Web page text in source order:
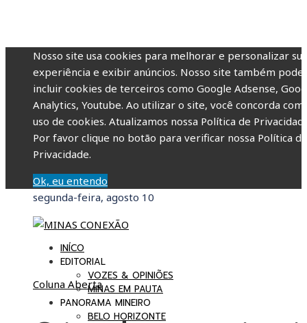
Nosso site usa cookies para melhorar e personalizar sua
experiência e exibir anúncios. Nosso site também pode
incluir cookies de terceiros como Google Adsense,
Analytics, Youtube. Ao utilizar o site, você concorda com
uso de cookies. Atualizamos nossa Política de
Por favor clique no botão para verificar nossa Política de
Privacidade.
Ok, eu entendo
segunda-feira, agosto 10
INÍCO
EDITORIAL
VOZES & OPINIÕES
MINAS EM PAUTA
PANORAMA MINEIRO
BELO HORIZONTE
Coluna Aberta